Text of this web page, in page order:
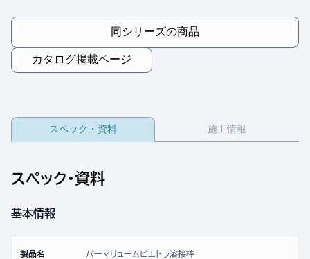
同シリーズの商品
カタログ掲載ページ
スペック・資料 施工情報
スペック・資料
基本情報
製品名 パーマリュームピエトラ溶接棒